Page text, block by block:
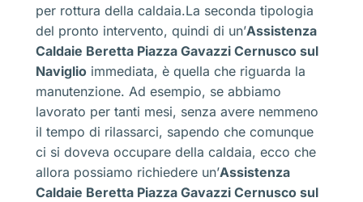
per rottura della caldaia.La seconda tipologia
del pronto intervento, quindi di un’Assistenza
Caldaie Beretta Piazza Gavazzi Cernusco sul
Naviglio immediata, è quella che riguarda la
manutenzione. Ad esempio, se abbiamo
lavorato per tanti mesi, senza avere nemmeno
il tempo di rilassarci, sapendo che comunque
ci si doveva occupare della caldaia, ecco che
allora possiamo richiedere un’Assistenza
Caldaie Beretta Piazza Gavazzi Cernusco sul